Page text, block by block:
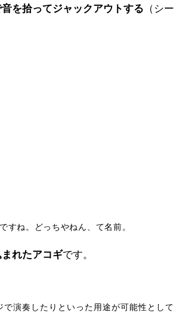
を拾ってジャックアウトする （シー
すね。どっちやねん、て名前。
れたアコギです。
演奏したりといった用途が可能性として